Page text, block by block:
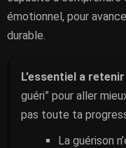
émotionnel, pour
durable.
L’essentiel a
guéri” pour aller
pas toute ta
La guérison